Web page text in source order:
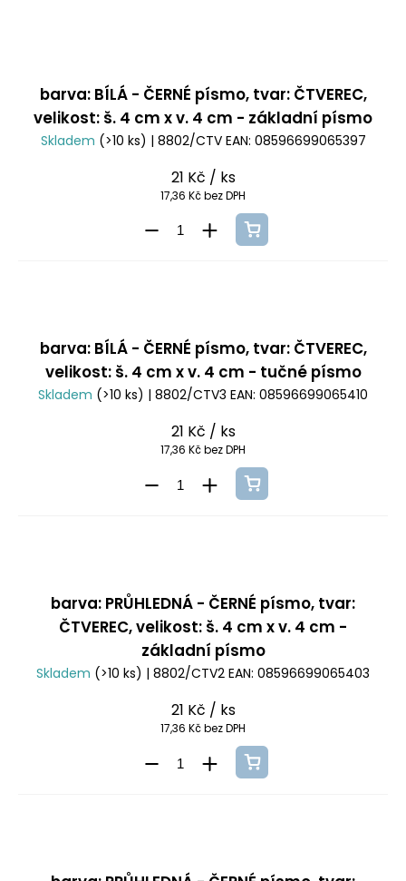
barva: BÍLÁ - ČERNÉ písmo, tvar: ČTVEREC,
velikost: š. 4 cm x v. 4 cm - základní písmo
Skladem (>10 ks) | 8802/CTV EAN: 08596699065397
21 Kč / ks
17,36 Kč bez DPH
barva: BÍLÁ - ČERNÉ písmo, tvar: ČTVEREC,
velikost: š. 4 cm x v. 4 cm - tučné písmo
Skladem (>10 ks) | 8802/CTV3 EAN: 08596699065410
21 Kč / ks
17,36 Kč bez DPH
barva: PRŮHLEDNÁ - ČERNÉ písmo, tvar:
ČTVEREC, velikost: š. 4 cm x v. 4 cm -
základní písmo
Skladem (>10 ks) | 8802/CTV2 EAN: 08596699065403
21 Kč / ks
17,36 Kč bez DPH